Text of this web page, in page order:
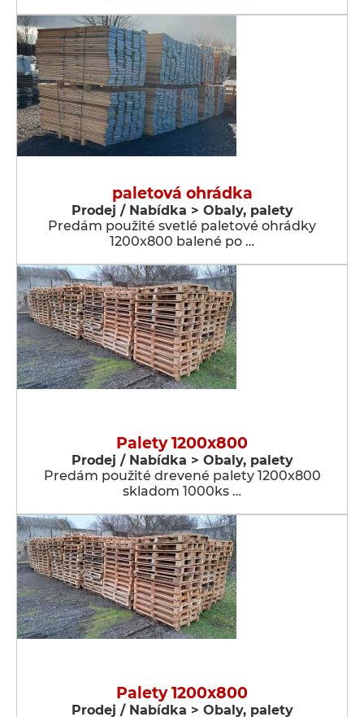
paletová ohrádka
Prodej / Nabídka > Obaly, palety
Predám použité svetlé paletové ohrádky
1200x800 balené po …
Palety 1200x800
Prodej / Nabídka > Obaly, palety
Predám použité drevené palety 1200x800
skladom 1000ks …
Palety 1200x800
Prodej / Nabídka > Obaly, palety